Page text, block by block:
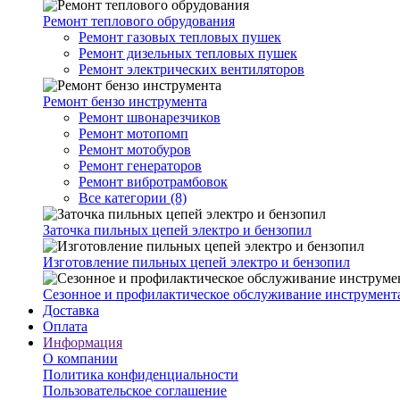
Ремонт теплового обрудования
Ремонт газовых тепловых пушек
Ремонт дизельных тепловых пушек
Ремонт электрических вентиляторов
Ремонт бензо инструмента
Ремонт швонарезчиков
Ремонт мотопомп
Ремонт мотобуров
Ремонт генераторов
Ремонт вибротрамбовок
Все категории (8)
Заточка пильных цепей электро и бензопил
Изготовление пильных цепей электро и бензопил
Сезонное и профилактическое обслуживание
Доставка
Оплата
Информация
О компании
Политика конфиденциальности
Пользовательское соглашение